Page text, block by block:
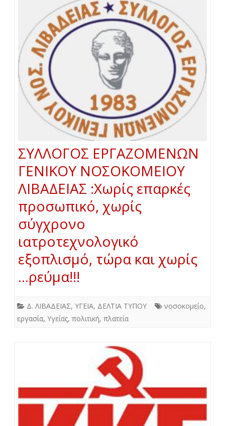
ΣΥΛΛΟΓΟΣ ΕΡΓΑΖΟΜΕΝΩΝ
ΓΕΝΙΚΟΥ ΝΟΣΟΚΟΜΕΙΟΥ
ΛΙΒΑΔΕΙΑΣ :Χωρίς επαρκές
προσωπικό, χωρίς
σύγχρονο
ιατροτεχνολογικό
εξοπλισμό, τώρα και χωρίς
…ρεύμα!!!
Δ. ΛΙΒΑΔΕΙΑΣ, ΥΓΕΙΑ, ΔΕΛΤΙΑ ΤΥΠΟΥ νοσοκομείο,
εργασία, Υγείας, πολιτική, πλατεία